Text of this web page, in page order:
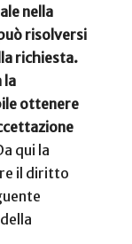
nella
risolversi
richiesta.
la
ottenere
qui la
il diritto